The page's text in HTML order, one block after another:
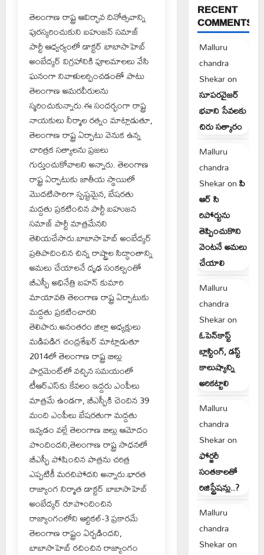
తెలంగాణ రాష్ట్ర ఆవిర్భావ దినోత్సవాన్ని
పురస్కరించుకుని బహుజన్ సమాజ్
పార్టీ ఆధ్వర్యంలో డాక్టర్ బాబాసాహెబ్
అంబేద్కర్ విగ్రహానికి పూలమాలలు వేసి
ఘనంగా నివాళులర్పించడంతో పాటు
తెలంగాణ అమరవీరులను
స్మరించుకున్నారు.ఈ సందర్భంగా రాష్ట్ర
నాయకులు నీర్మాల రత్నం మాట్లాడుతూ,
తెలంగాణ రాష్ట్ర ఏర్పాటు వెనుక ఉన్న
చారిత్రక సత్యాలను ప్రజలు
గుర్తుంచుకోవాలని అన్నారు. తెలంగాణ
రాష్ట్ర ఏర్పాటుకు జాతీయ స్థాయిలో
మొదటిసారిగా స్పష్టమైన, బేషరతు
మద్దతు ప్రకటించిన పార్టీ బహుజన
సమాజ్ పార్టీ మాత్రమేనని
తెలియచేసారు.బాబాసాహెబ్ అంబేద్కర్
ప్రతిపాదించిన చిన్న రాష్ట్రాల సిద్ధాంతాన్ని
అమలు చేయాలనే దృఢ సంకల్పంతో
బీఎస్పీ అధినేత్రి బహన్ కుమారి
మాయావతి తెలంగాణ రాష్ట్ర ఏర్పాటుకు
మద్దతు ప్రకటించారని
తెలిపారు.అనంతరం జిల్లా అధ్యక్షులు
మడిపడిగ చంద్రశేఖర్ మాట్లాడుతూ
2014లో తెలంగాణ రాష్ట్ర బిల్లు
పార్లమెంట్‌లో వచ్చిన సమయంలో
టీఆర్ఎస్‌కు కేవలం ఇద్దరు ఎంపీలు
మాత్రమే ఉండగా, బీఎస్పీకి చెందిన 39
మంది ఎంపీలు బేషరతుగా మద్దతు
ఇవ్వడం వల్లే తెలంగాణ బిల్లు ఆమోదం
పొందిందని,తెలంగాణ రాష్ట్ర సాధనలో
బీఎస్పీ పోషించిన పాత్రను చరిత్ర
ఎప్పటికీ మరచిపోదని అన్నారు.భారత
రాజ్యాంగ నిర్మాత డాక్టర్ బాబాసాహెబ్
అంబేద్కర్ రూపొందించిన
రాజ్యాంగంలోని ఆర్టికల్-3 ప్రకారమే
తెలంగాణ రాష్ట్రం ఏర్పడిందని,
బాబాసాహెబ్ రచించిన రాజ్యాంగం
RECENT
COMMENTS
Malluru
chandra
Shekaron
సూపరవైజర్
భవాని సేవలకు
చిరు సత్కారం
Malluru
chandra
Shekaronపి
ఆర్ సి
రిపోర్టును
తెప్పించుకొని
వెంటనే అమలు
చేయాలి
Malluru
chandra
Shekaron
ఓపెన్‌కాస్ట్
బ్లాస్టింగ్, డస్ట్
కాలుష్యాన్ని
అరికట్టాలి
Malluru
chandra
Shekaron
ఫోర్జరీ
సంతకాలతో
రిజిస్ట్రేషన్లు..?
Malluru
chandra
Shekaron